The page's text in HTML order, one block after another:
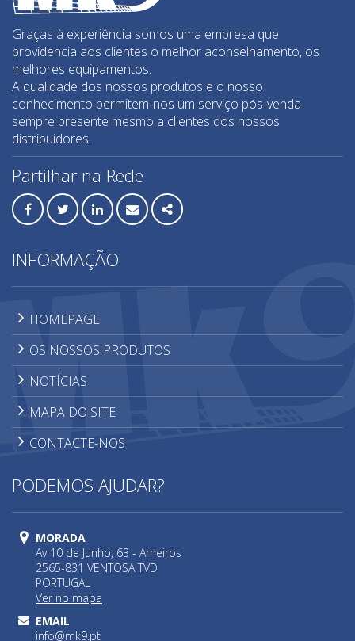
Máquinas de corte Manual
Máquinas de preparação pisos
Medição / Detectores
Misturadores
Mós de desbaste
Movimentação de azulejo
Perfilagem de topos
RLS - Niveladores azulejo
Sistemas de elevação
Sistemas de furação
Graças à experiência somos uma empresa que
providencia aos clientes o melhor aconselhamento, os
melhores equipamentos.
A qualidade dos nossos produtos e o nosso
conhecimento permitem-nos um serviço pós-venda
sempre presente mesmo a clientes dos nossos
distribuidores.
Partilhar na Rede
FacebookTwitterLinkedinEmail Share
INFORMAÇÃO
HOMEPAGE
OS NOSSOS PRODUTOS
NOTÍCIAS
MAPA DO SITE
CONTACTE-NOS
PODEMOS AJUDAR?
MORADA
Av 10 de Junho, 63 - Arneiros
2565-831 VENTOSA TVD
PORTUGAL
Ver no mapa
EMAIL
info@mk9.pt